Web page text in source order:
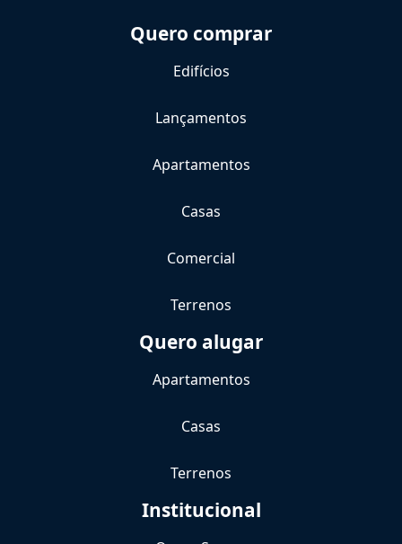
Quero comprar
Edifícios
Lançamentos
Apartamentos
Casas
Comercial
Terrenos
Quero alugar
Apartamentos
Casas
Terrenos
Institucional